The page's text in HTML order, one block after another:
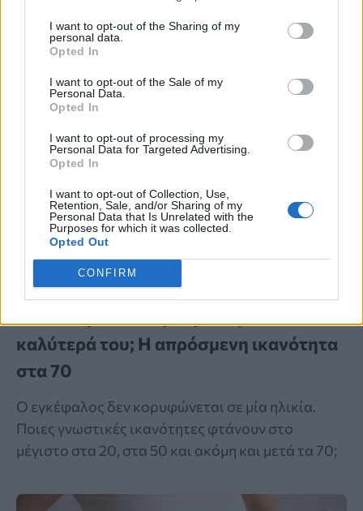
I want to opt-out of the Sharing of my
personal data.
Opted In
I want to opt-out of the Sale of my
Personal Data.
Opted In
I want to opt-out of processing my
Personal Data for Targeted Advertising.
Opted In
I want to opt-out of Collection, Use,
Retention, Sale, and/or Sharing of my
Personal Data that Is Unrelated with the
Purposes for which it was collected.
Opted Out
CONFIRM
ΕΓΚΕΦΑΛΟΣ
καλύτερά του; Η απρόσμενη ικανότητα
στα 70
Ο εγκέφαλος δεν κορυφώνεται σε μία ηλικία.
Ποιες γνωστικές ικανότητες φτάνουν στο
μέγιστο στα 20, στα 50 και ακόμη και μετά τα 70;